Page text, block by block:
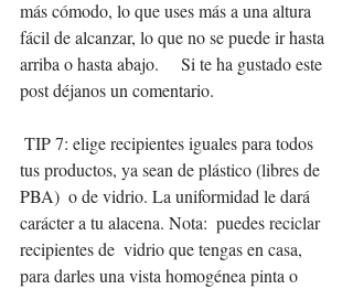
más cómodo, lo que uses más a una altura
fácil de alcanzar, lo que no se puede ir hasta
arriba o hasta abajo.     Si te ha gustado este
post déjanos un comentario.
tus productos, ya sean de plástico (libres de
PBA)  o de vidrio. La uniformidad le dará
carácter a tu alacena. Nota:  puedes reciclar
recipientes de  vidrio que tengas en casa,
para darles una vista homogénea pinta o